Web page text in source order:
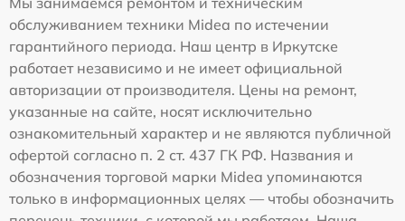
обслуживанием техники Midea по истечении
гарантийного периода. Наш центр в Иркутске
работает независимо и не имеет официальной
авторизации от производителя. Цены на ремонт,
указанные на сайте, носят исключительно
ознакомительный характер и не являются публичной
офертой согласно п. 2 ст. 437 ГК РФ. Названия и
обозначения торговой марки Midea упоминаются
только в информационных целях — чтобы обозначить